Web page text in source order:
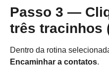
Passo 3 —
três tracinhos
Dentro da rotina
Encaminhar a contatos.